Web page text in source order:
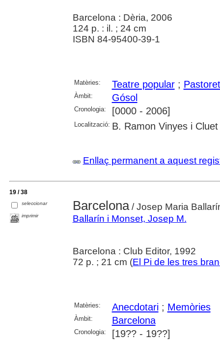
Barcelona : Dèria, 2006
124 p. : il. ; 24 cm
ISBN 84-95400-39-1
Matèries: Teatre popular;
Àmbit: Gósol
Cronologia: [0000 - 2006]
Localització: B. Ramon Vinyes i
Enllaç permanent a aquest
19 / 38
seleccionar
imprimir
Barcelona/ Josep Maria
Ballarín i Monset, Josep M.
Barcelona : Club Editor, 1992
72 p. ; 21 cm (El Pi de les tres
Matèries: Anecdotari; Memòries
Àmbit: Barcelona
Cronologia: [19?? - 19??]